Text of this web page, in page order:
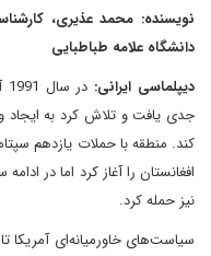
نویسنده: محمد عذیری،
دانشگاه علامه طباطبایی
دیپلماسی ایرانی:
جدی یافت و تلاش کرد به ایجاد
کند. منطقه با حملات یازدهم
نیز حمله کرد.
سیاست‌های خاورمیانه‌ای